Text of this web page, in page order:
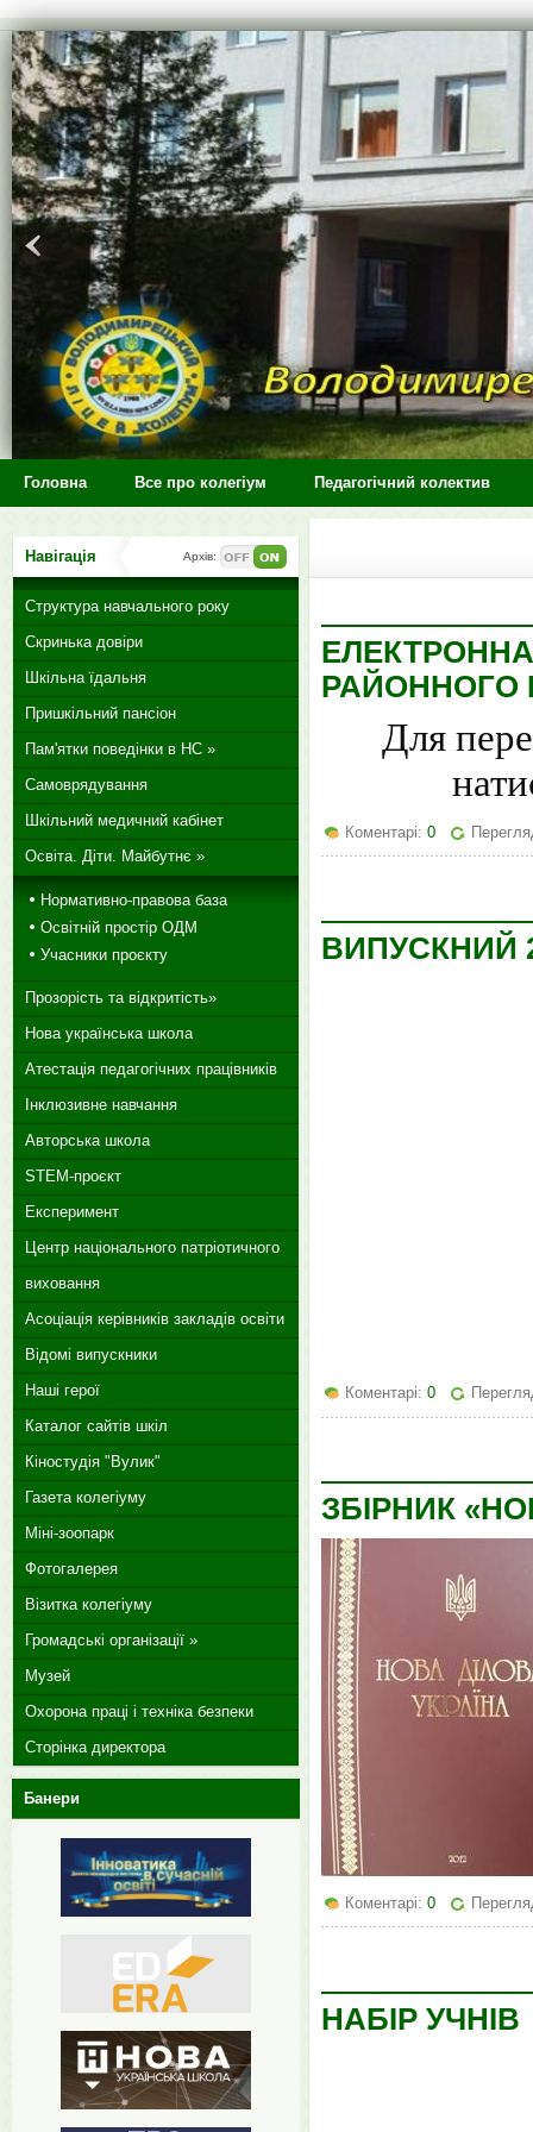
>
Головна Все про колегіум Педагогічний колектив
РАЙОННОГО
Для
Коментарі: 0
ВИПУСКНИЙ
Коментарі: 0
ЗБІРНИК
Коментарі: 0
НАБІР УЧНІВ
Навігація Архів:
Структура навчального року
Скринька довіри
Шкільна їдальня
Пришкільний пансіон
Пам'ятки поведінки в НС »
Самоврядування
Шкільний медичний кабінет
Освіта. Діти. Майбутнє »
Нормативно-правова база
Освітній простір ОДМ
Учасники проєкту
Прозорість та відкритість»
Нова українська школа
Атестація педагогічних працівників
Інклюзивне навчання
Авторська школа
STEM-проєкт
Експеримент
Центр національного патріотичного
виховання
Асоціація керівників закладів освіти
Відомі випускники
Наші герої
Каталог сайтів шкіл
Кіностудія "Вулик"
Газета колегіуму
Міні-зоопарк
Фотогалерея
Візитка колегіуму
Громадські організації »
Музей
Охорона праці і техніка безпеки
Сторінка директора
Банери